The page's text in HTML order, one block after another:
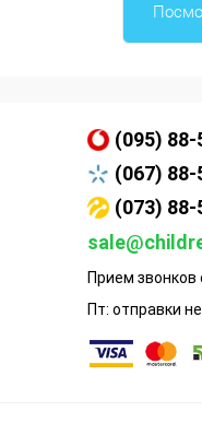
(095) 88-
(067) 88-
(073) 88-
Прием звонков
Пт: отправки